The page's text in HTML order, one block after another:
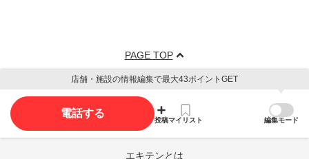
PAGE TOP
店舗・施設の情報編集で最大43ポイントGET
電話する
投稿マイリスト 編集モード
エキテンとは